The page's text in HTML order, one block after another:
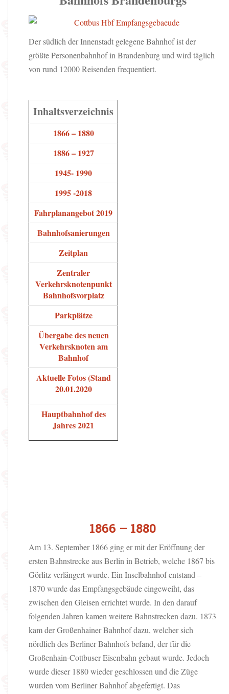
Der südlich der Innenstadt gelegene Bahnhof ist der
größte Personenbahnhof in Brandenburg und wird täglich
von rund 12000 Reisenden frequentiert.
Inhaltsverzeichnis
1866 – 1880
1886 – 1927
1945- 1990
1995 -2018
Fahrplanangebot 2019
Bahnhofsanierungen
Zeitplan
Zentraler
Verkehrsknotenpunkt
Bahnhofsvorplatz
Parkplätze
Übergabe des neuen
Verkehrsknoten am
Bahnhof
Aktuelle Fotos (Stand
20.01.2020
Hauptbahnhof des
Jahres 2021
1866 – 1880
Am 13. September 1866 ging er mit der Eröffnung der
ersten Bahnstrecke aus Berlin in Betrieb, welche 1867 bis
Görlitz verlängert wurde. Ein Inselbahnhof entstand –
1870 wurde das Empfangsgebäude eingeweiht, das
zwischen den Gleisen errichtet wurde. In den darauf
folgenden Jahren kamen weitere Bahnstrecken dazu. 1873
kam der Großenhainer Bahnhof dazu, welcher sich
nördlich des Berliner Bahnhofs befand, der für die
Großenhain-Cottbuser Eisenbahn gebaut wurde. Jedoch
wurde dieser 1880 wieder geschlossen und die Züge
wurden vom Berliner Bahnhof abgefertigt. Das